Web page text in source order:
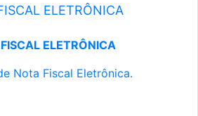
ELETRÔNICA
ELETRÔNICA
Nota Fiscal Eletrônica.